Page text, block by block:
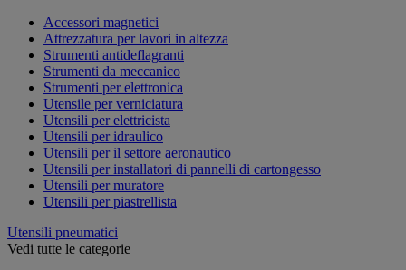
Accessori magnetici
Attrezzatura per lavori in altezza
Strumenti antideflagranti
Strumenti da meccanico
Strumenti per elettronica
Utensile per verniciatura
Utensili per elettricista
Utensili per idraulico
Utensili per il settore aeronautico
Utensili per installatori di pannelli di cartongesso
Utensili per muratore
Utensili per piastrellista
Utensili pneumatici
Vedi tutte le categorie